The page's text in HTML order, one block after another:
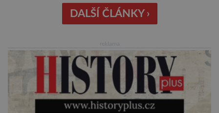
chodí chronicky pozdě, možná úplně nemohou.
Jaké jsou nejčastější příčiny nedochvilnosti? A
DALŠÍ ČLÁNKY ›